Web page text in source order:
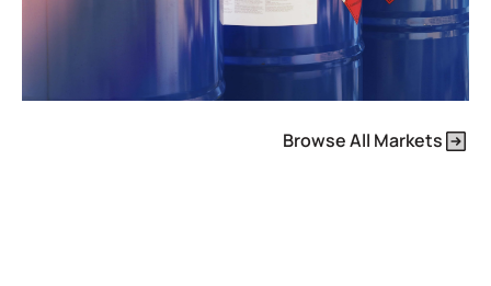
Browse All Markets